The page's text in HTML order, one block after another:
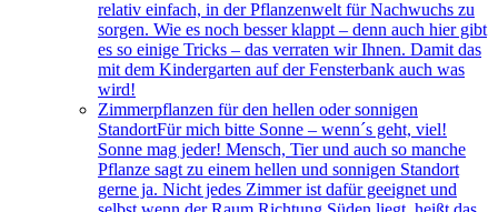
relativ einfach, in der Pflanzenwelt für Nachwuchs zu
sorgen. Wie es noch besser klappt – denn auch hier gibt
es so einige Tricks – das verraten wir Ihnen. Damit das
mit dem Kindergarten auf der Fensterbank auch was
wird!
Zimmerpflanzen für den hellen oder sonnigen
StandortFür mich bitte Sonne – wenn´s geht, viel!
Sonne mag jeder! Mensch, Tier und auch so manche
Pflanze sagt zu einem hellen und sonnigen Standort
gerne ja. Nicht jedes Zimmer ist dafür geeignet und